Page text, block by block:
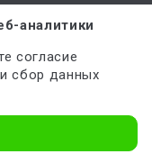
нам
аналитики
согласие
и сбор данных